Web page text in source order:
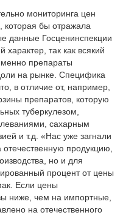
мониторинга цен
которая бы отражала
данные Госценинспекции
характер, так как всякий
препараты
на рынке. Специфика
в отличие от, например,
препаратов, которую
туберкулезом,
сахарным
и т.д. «Нас уже загнали
продукцию,
но и для
процент от цены
Если цены
ниже, чем на импортные,
на отечественного